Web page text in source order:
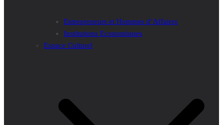
Entrepreneurs et Hommes d’Affaires
Institutions Economiques
Espace Culturel